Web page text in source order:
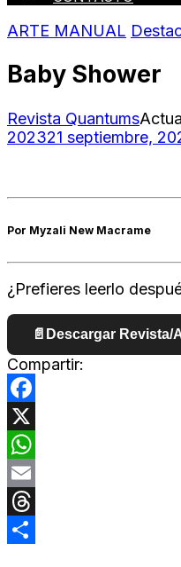
ARTE MANUAL
Baby Shower
Revista Quantums
202321 septiembre,
Por Myzali New Macrame
¿Prefieres leerlo
📄 Descargar Revista/
Compartir:
Facebook
X
WhatsApp
Email
Threads